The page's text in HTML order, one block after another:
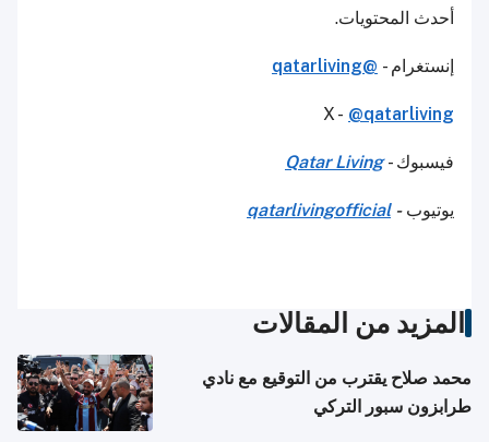
أحدث المحتويات.
إنستغرام - @qatarliving
X - @qatarliving
فيسبوك -Qatar Living
يوتيوب-
qatarlivingofficial
المزيد من المقالات
محمد صلاح يقترب من التوقيع مع نادي
طرابزون سبور التركي